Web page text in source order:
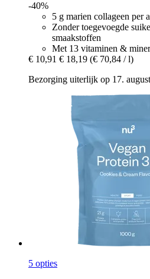
-40%
5 g marien collageen per
Zonder toegevoegde
smaakstoffen
Met 13 vitaminen &
€ 10,91 € 18,19 (€ 70,84 / l)
Bezorging uiterlijk op 17.
5 opties